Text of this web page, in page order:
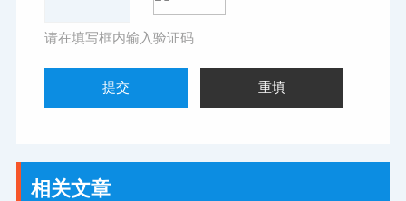
请在填写框内输入验证码
相关文章